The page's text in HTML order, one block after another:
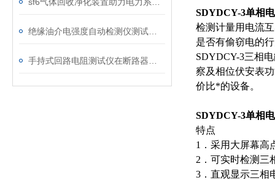
SDYDCY-3单相
检测计量用电流
是否有偷窃电的
SDYDCY-3三相
察及相位伏安表
价比*的设备。
SDYDCY-3单相
特点
1．采用大屏幕高
2．可实时检测三
3．直观显示三相